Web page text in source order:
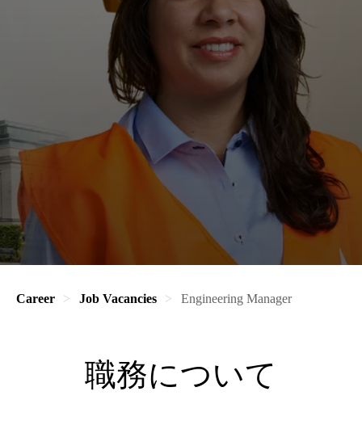
Career Job Vacancies Engineering Manager
職務について